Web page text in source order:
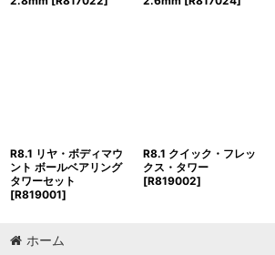
R8.1 リヤ・ボディマウ
ント ボールベアリング
タワーセット
[R819001]
R8.1 クイック・フレッ
クス・タワー
[R819002]
ホーム